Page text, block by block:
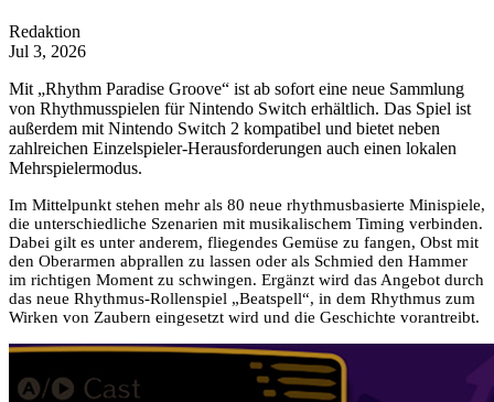
Redaktion
Jul 3, 2026
Mit „Rhythm Paradise Groove“ ist ab sofort eine neue Sammlung
von Rhythmusspielen für Nintendo Switch erhältlich. Das Spiel ist
außerdem mit Nintendo Switch 2 kompatibel und bietet neben
zahlreichen Einzelspieler-Herausforderungen auch einen lokalen
Mehrspielermodus.
Im Mittelpunkt stehen mehr als 80 neue rhythmusbasierte Minispiele,
die unterschiedliche Szenarien mit musikalischem Timing verbinden.
Dabei gilt es unter anderem, fliegendes Gemüse zu fangen, Obst mit
den Oberarmen abprallen zu lassen oder als Schmied den Hammer
im richtigen Moment zu schwingen. Ergänzt wird das Angebot durch
das neue Rhythmus-Rollenspiel „Beatspell“, in dem Rhythmus zum
Wirken von Zaubern eingesetzt wird und die Geschichte vorantreibt.